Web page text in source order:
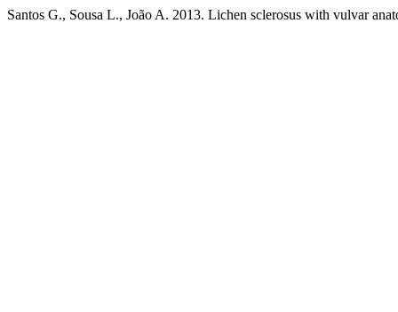
Santos G., Sousa L., João A. 2013. Lichen sclerosus with vulvar